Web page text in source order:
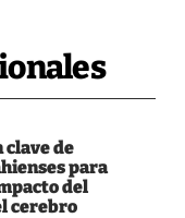
de
para
del
cerebro